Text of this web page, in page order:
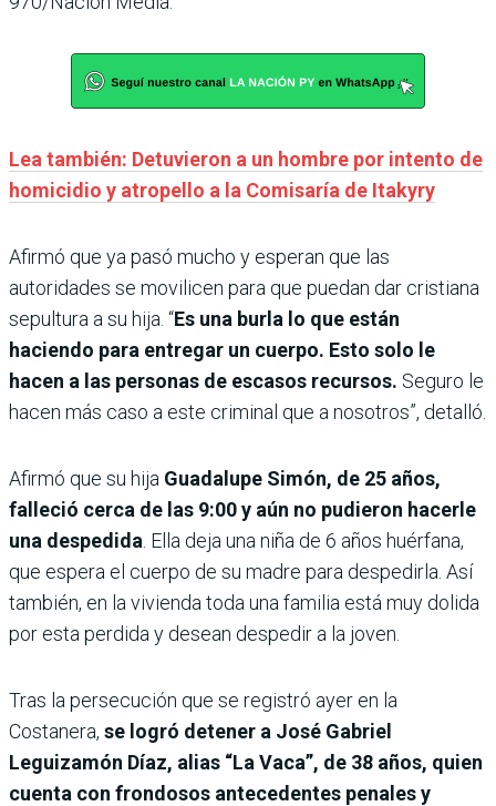
Lea también: Detuvieron a un hombre por intento de
homicidio y atropello a la Comisaría de Itakyry
Afirmó que ya pasó mucho y esperan que las
autoridades se movilicen para que puedan dar cristiana
sepultura a su hija. “Es una burla lo que están
haciendo para entregar un cuerpo. Esto solo le
hacen a las personas de escasos recursos. Seguro le
hacen más caso a este criminal que a nosotros”, detalló.
Afirmó que su hija Guadalupe Simón, de 25 años,
falleció cerca de las 9:00 y aún no pudieron hacerle
una despedida. Ella deja una niña de 6 años huérfana,
que espera el cuerpo de su madre para despedirla. Así
también, en la vivienda toda una familia está muy dolida
por esta perdida y desean despedir a la joven.
Tras la persecución que se registró ayer en la
Costanera, se logró detener a José Gabriel
Leguizamón Díaz, alias “La Vaca”, de 38 años, quien
cuenta con frondosos antecedentes penales y